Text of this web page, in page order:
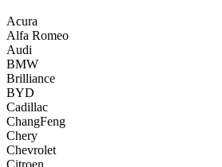
Acura
Alfa Romeo
Audi
BMW
Brilliance
BYD
Cadillac
ChangFeng
Chery
Chevrolet
Citroen